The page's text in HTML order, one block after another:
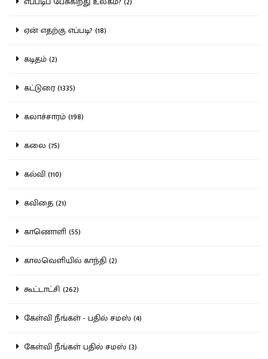
ஏன் எதற்கு எப்படி? (18)
கடிதம் (2)
கட்டுரை (1335)
கலாச்சாரம் (198)
கலை (75)
கல்வி (110)
கவிதை (21)
காணொளி (55)
காலவெளியில் காந்தி (2)
கூட்டாட்சி (262)
கேள்வி நீங்கள் - பதில் சமஸ் (4)
கேள்வி நீங்கள் பதில் சமஸ் (3)